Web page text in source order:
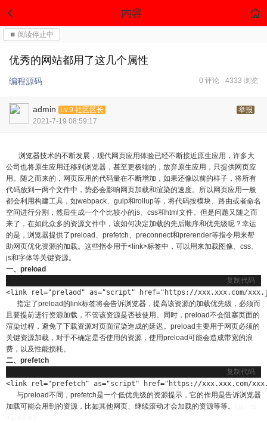
内容
⏹ 阅读停止中
优秀的网站都用了这几个属性
编程源码 4333 浏览
0 评论
admin Lv.9 社区区长
举报
2021-7-19 08:59:17
浏览器技术的不断发展，现代网页应用体验已经不断接近原生应用，许多大
公司也将原生应用迁移到浏览器，甚至更极端的，放弃原生应用，只提供网页应
用。随之而来的，网页应用的代码量在不断增加，如果还像以前的样子，将所有
代码放到一两个文件中，势必会影响网页加载和渲染的速度。所以网页应用一般
都会利用构建工具，如webpack、gulp和rollup等，将代码按模块、路由或者命名
空间进行分割，然后生成一个个比较小的js、css和html文件。但是问题又随之而
来了，在如此众多的资源文件中，该如何决定加载的先后顺序和优先级呢？幸运
的是，浏览器提供了preload、prefetch、preconnect和prerender等指令用来帮
助网页优化资源的加载。这些指令用于<link>标签中，可以用来加载图像、css、
js和字体等关键资源。
一、preload
复制代码
<link rel="prelaod" as="script" href="https://xxx.xxx.com/
指定了preload的link标签将会告诉浏览器，提高该资源的加载优先级，必须而
且要提前进行资源加载，不管该资源是否被使用。同时，preload不会阻塞页面的
渲染过程，避免了下载资源对页面渲染造成的延迟。preload主要用于网页必须的
关键资源加载，对于不确定是否使用的资源，使用preload可能会造成带宽的浪
费，以及性能损耗。
二、prefetch
复制代码
<link rel="prefetch" as="script" href="https://xxx.xxx.com/
与preload不同，prefetch是一个低优先级的资源提示，它的作用是告诉浏览器
加载可能会用到的资源，比如其他网页、继续滚动才会加载的资源等等。